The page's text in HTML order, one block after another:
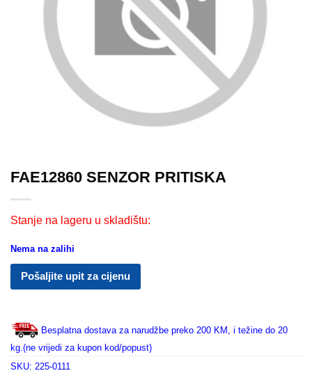
FAE12860 SENZOR PRITISKA
Stanje na lageru u skladištu:
Nema na zalihi
Pošaljite upit za cijenu
Besplatna dostava za narudžbe preko 200 KM, i težine do 20
kg.(ne vrijedi za kupon kod/popust)
SKU: 225-0111